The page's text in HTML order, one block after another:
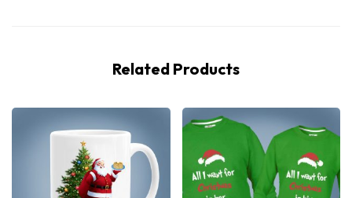
Related Products